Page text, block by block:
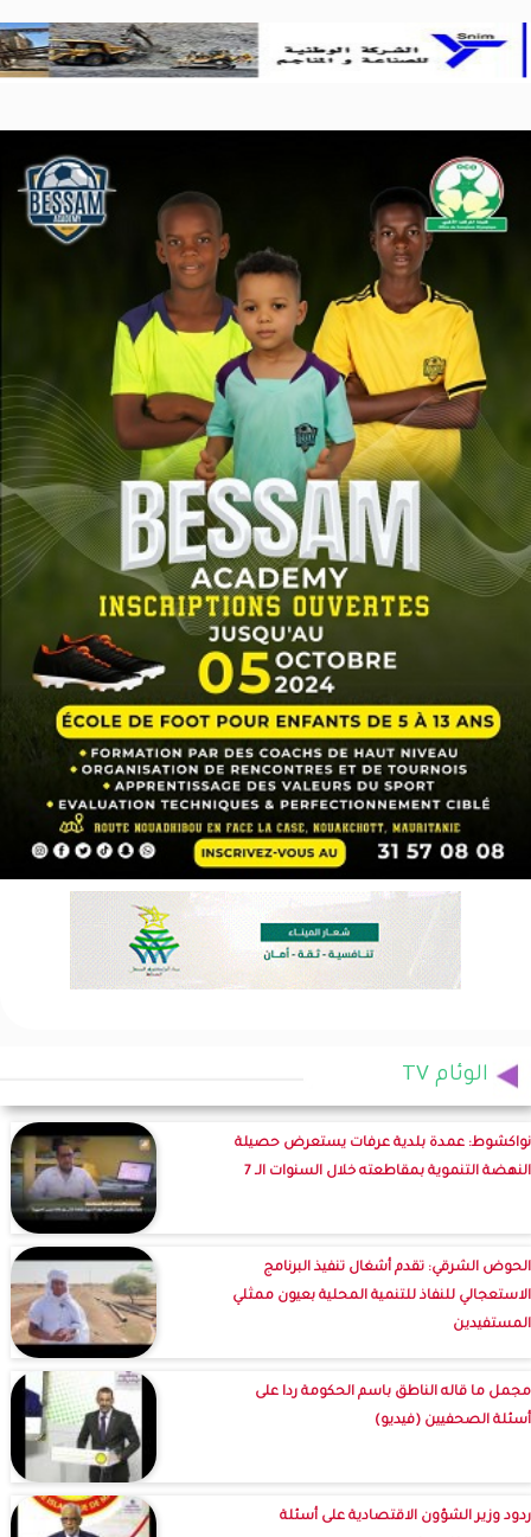
الوئام TV
نواكشوط: عمدة بلدية عرفات يستعرض حصيلة
النهضة التنموية بمقاطعته خلال السنوات الـ 7
الحوض الشرقي: تقدم أشغال تنفيذ البرنامج
الاستعجالي للنفاذ للتنمية المحلية بعيون ممثلي
المستفيدين
مجمل ما قاله الناطق باسم الحكومة ردا على
أسئلة الصحفيين (فيديو)
ردود وزير الشؤون الاقتصادية على أسئلة